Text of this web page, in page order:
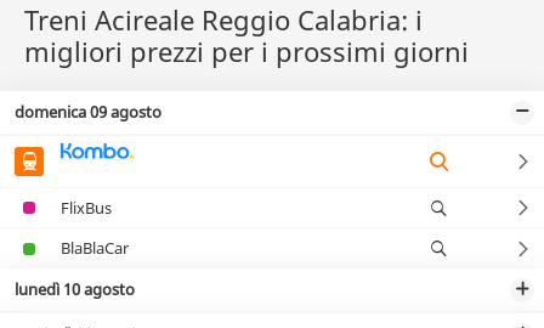
Treni Acireale Reggio Calabria: i
migliori prezzi per i prossimi giorni
domenica 09 agosto
FlixBus
BlaBlaCar
lunedì 10 agosto